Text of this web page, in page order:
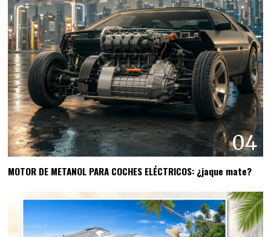
04
MOTOR DE METANOL PARA COCHES ELÉCTRICOS: ¿jaque mate?